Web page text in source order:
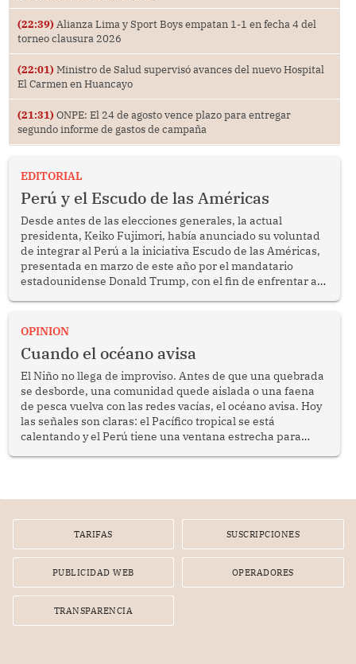
(22:39) Alianza Lima y Sport Boys empatan 1-1 en fecha 4 del
torneo clausura 2026
(22:01) Ministro de Salud supervisó avances del nuevo Hospital
El Carmen en Huancayo
(21:31) ONPE: El 24 de agosto vence plazo para entregar
segundo informe de gastos de campaña
EDITORIAL
Perú y el Escudo de las Américas
Desde antes de las elecciones generales, la actual
presidenta, Keiko Fujimori, había anunciado su voluntad
de integrar al Perú a la iniciativa Escudo de las Américas,
presentada en marzo de este año por el mandatario
estadounidense Donald Trump, con el fin de enfrentar al
OPINION
Cuando el océano avisa
El Niño no llega de improviso. Antes de que una quebrada
se desborde, una comunidad quede aislada o una faena
de pesca vuelva con las redes vacías, el océano avisa. Hoy
las señales son claras: el Pacífico tropical se está
calentando y el Perú tiene una ventana estrecha para
TARIFAS SUSCRIPCIONES
PUBLICIDAD WEB OPERADORES
TRANSPARENCIA